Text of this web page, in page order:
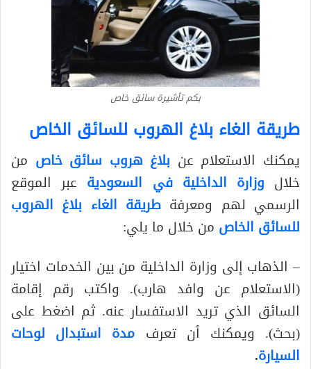
بكم تأشيرة سائق خاص
طريقة الغاء بلاغ الهروب للسائق الخاص
يمكنك الاستعلام عن بلاغ هروب سائق خاص من
خلال وزارة الداخلية في السعودية عبر الموقع
الرسمي لهم ومعرفة طريقة الغاء بلاغ الهروب
للسائق الخاص من خلال ما يلي:
– الذهاب إلى وزارة الداخلية من بين الخدمات اختيار
(الاستعلام عن وافد هارب). واكتب رقم إقامة
السائق الذي تريد الاستفسار عنه. ثم اضغط على
(بحث). ويمكنك أن تعرف مدة استبدال لوحات
السيارة.